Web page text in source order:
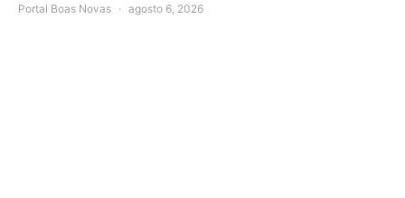
Portal Boas Novas agosto 6, 2026